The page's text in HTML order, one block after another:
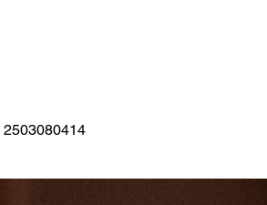
2503080414